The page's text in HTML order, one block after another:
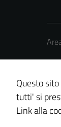
Questo
tutti' si
Link alla